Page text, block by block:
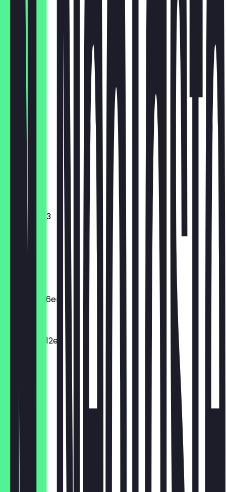
€ 26,55
€ 18,00
Brownie
€ 2,95
Cookie
€ 2,95
Croissant
Muffin
€ 2,95
Mini donut 3
€ 2,95
Macarons 6er
Macarons 12er
€ 3,95
Spritzring
€ 2,95
€ 4,45